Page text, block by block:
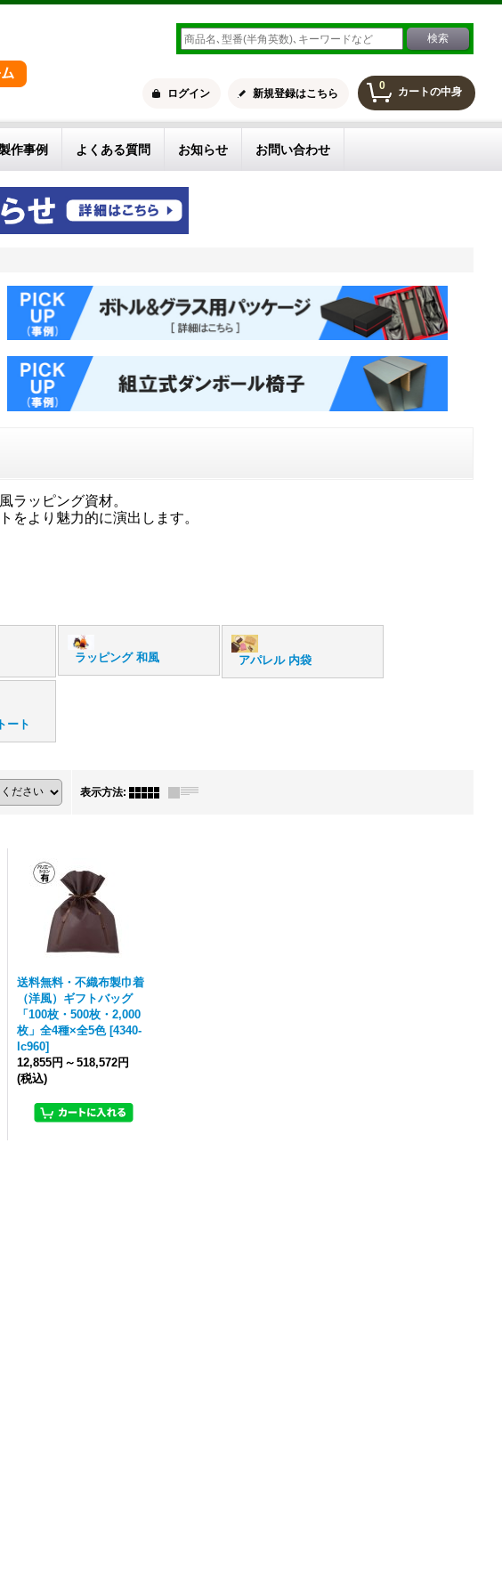
0 カートの中身
ログイン 新規登録はこちら
作事例 よくある質問 お知らせ お問い合わせ
ラッピング資材。
をより魅力的に演出します。
ラッピング 和風 アパレル 内袋
ート
表示方法:
送料無料・不織布製巾着
（洋風）ギフトバッグ
「100枚・500枚・2,000
枚」全4種×全5色 [4340-
lc960]
12,855円 ～ 518,572円
(税込)